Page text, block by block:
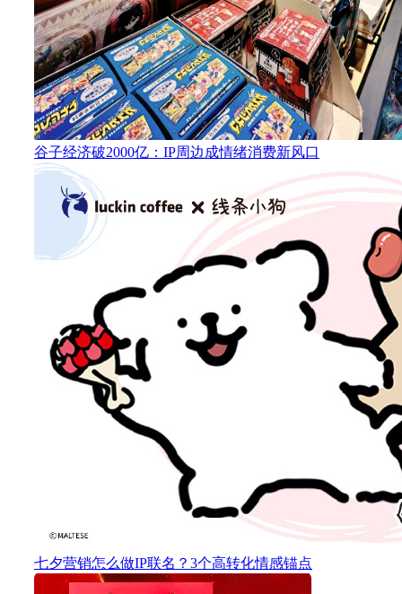
谷子经济破2000亿：IP周边成情绪消费新风口
七夕营销怎么做IP联名？3个高转化情感锚点